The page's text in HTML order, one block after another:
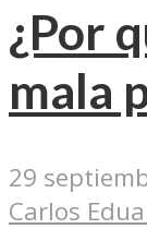
¿Por
mala
29
Carlos